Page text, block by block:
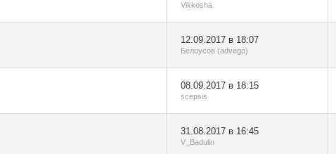
Vikkosha
12.09.2017 в 18:07
Белоусов (advego)
08.09.2017 в 18:15
scepsis
31.08.2017 в 16:45
V_Badulin